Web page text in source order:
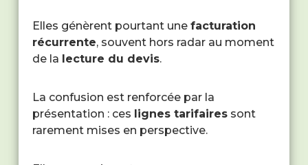
Elles génèrent pourtant une facturation
récurrente, souvent hors radar au moment
de la lecture du devis.
La confusion est renforcée par la
présentation : ces lignes tarifairessont
rarement mises en perspective.